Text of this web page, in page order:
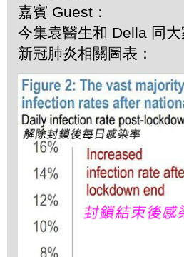
嘉賓 Guest：
今集袁醫生和 Della 同
新冠肺炎相關圖表：